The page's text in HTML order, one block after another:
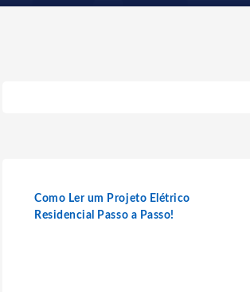
Como Ler um Projeto Elétrico
Residencial Passo a Passo!